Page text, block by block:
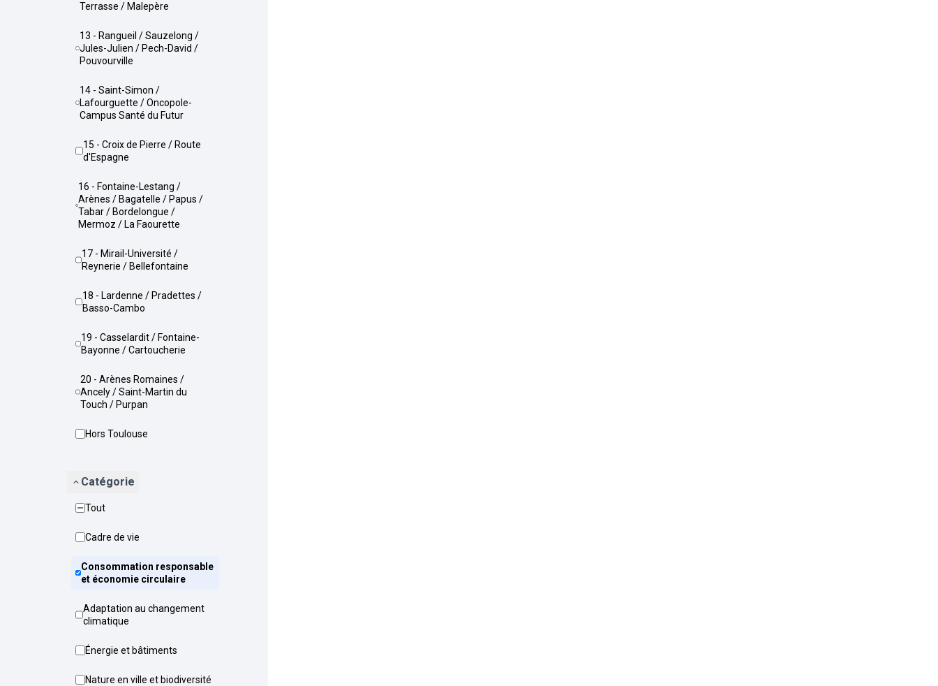
Terrasse / Malepère
13 - Rangueil / Sauzelong /
Jules-Julien / Pech-David /
Pouvourville
14 - Saint-Simon /
Lafourguette / Oncopole-
Campus Santé du Futur
15 - Croix de Pierre / Route
d'Espagne
16 - Fontaine-Lestang /
Arènes / Bagatelle / Papus /
Tabar / Bordelongue /
Mermoz / La Faourette
17 - Mirail-Université /
Reynerie / Bellefontaine
18 - Lardenne / Pradettes /
Basso-Cambo
19 - Casselardit / Fontaine-
Bayonne / Cartoucherie
20 - Arènes Romaines /
Ancely / Saint-Martin du
Touch / Purpan
Hors Toulouse
Catégorie
Tout
Cadre de vie
Consommation responsable
et économie circulaire
Adaptation au changement
climatique
Énergie et bâtiments
Nature en ville et biodiversité